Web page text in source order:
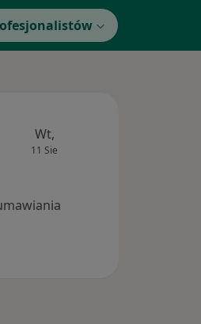
Wt,
11 Sie